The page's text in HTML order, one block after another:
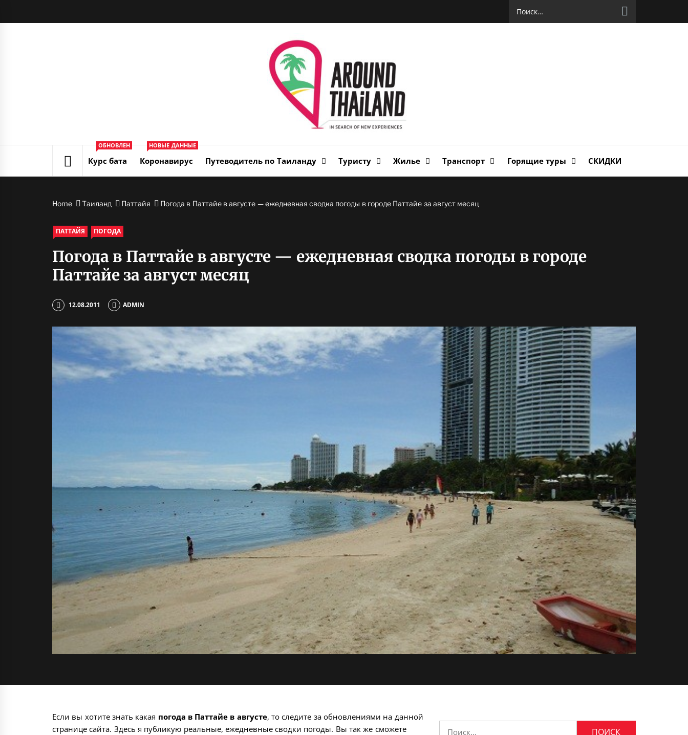
Курс бата
ОБНОВЛЕН
Коронавирус
НОВЫЕ ДАННЫЕ
Путеводитель по Таиланду Туристу Жилье Транспорт Горящие туры СКИДКИ
Home Таиланд Паттайя Погода в Паттайе в августе — ежедневная сводка погоды в городе Паттайе за август месяц
ПАТТАЙЯ ПОГОДА
Погода в Паттайе в августе — ежедневная сводка погоды в городе
Паттайе за август месяц
12.08.2011 ADMIN
Если вы хотите знать какая погода в Паттайе в августе, то следите за обновлениями на данной
странице сайта. Здесь я публикую реальные, ежедневные сводки погоды. Вы так же сможете
Найти: